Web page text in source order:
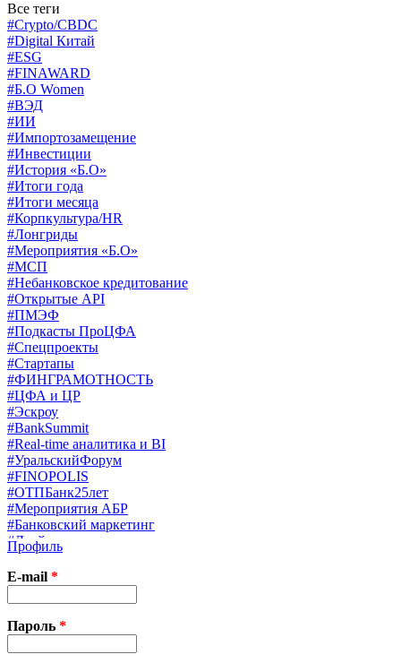
Все теги
#Crypto/CBDC
#Digital Китай
#ESG
#FINAWARD
#Б.О Women
#ВЭД
#ИИ
#Импортозамещение
#Инвестиции
#История «Б.О»
#Итоги года
#Итоги месяца
#Корпкультура/HR
#Лонгриды
#Мероприятия «Б.О»
#МСП
#Небанковское кредитование
#Открытые API
#ПМЭФ
#Подкасты ПроЦФА
#Спецпроекты
#Стартапы
#ФИНГРАМОТНОСТЬ
#ЦФА и ЦР
#Эскроу
#BankSummit
#Real-time аналитика и BI
#УральскийФорум
#FINOPOLIS
#ОТПБанк25лет
#Мероприятия АБР
#Банковский маркетинг
#Драйверы страхования
#Финконгресс ЦБ
#PB&WM
#UX/CX
#Экосистемы
X
Профиль
E-mail *
Пароль *